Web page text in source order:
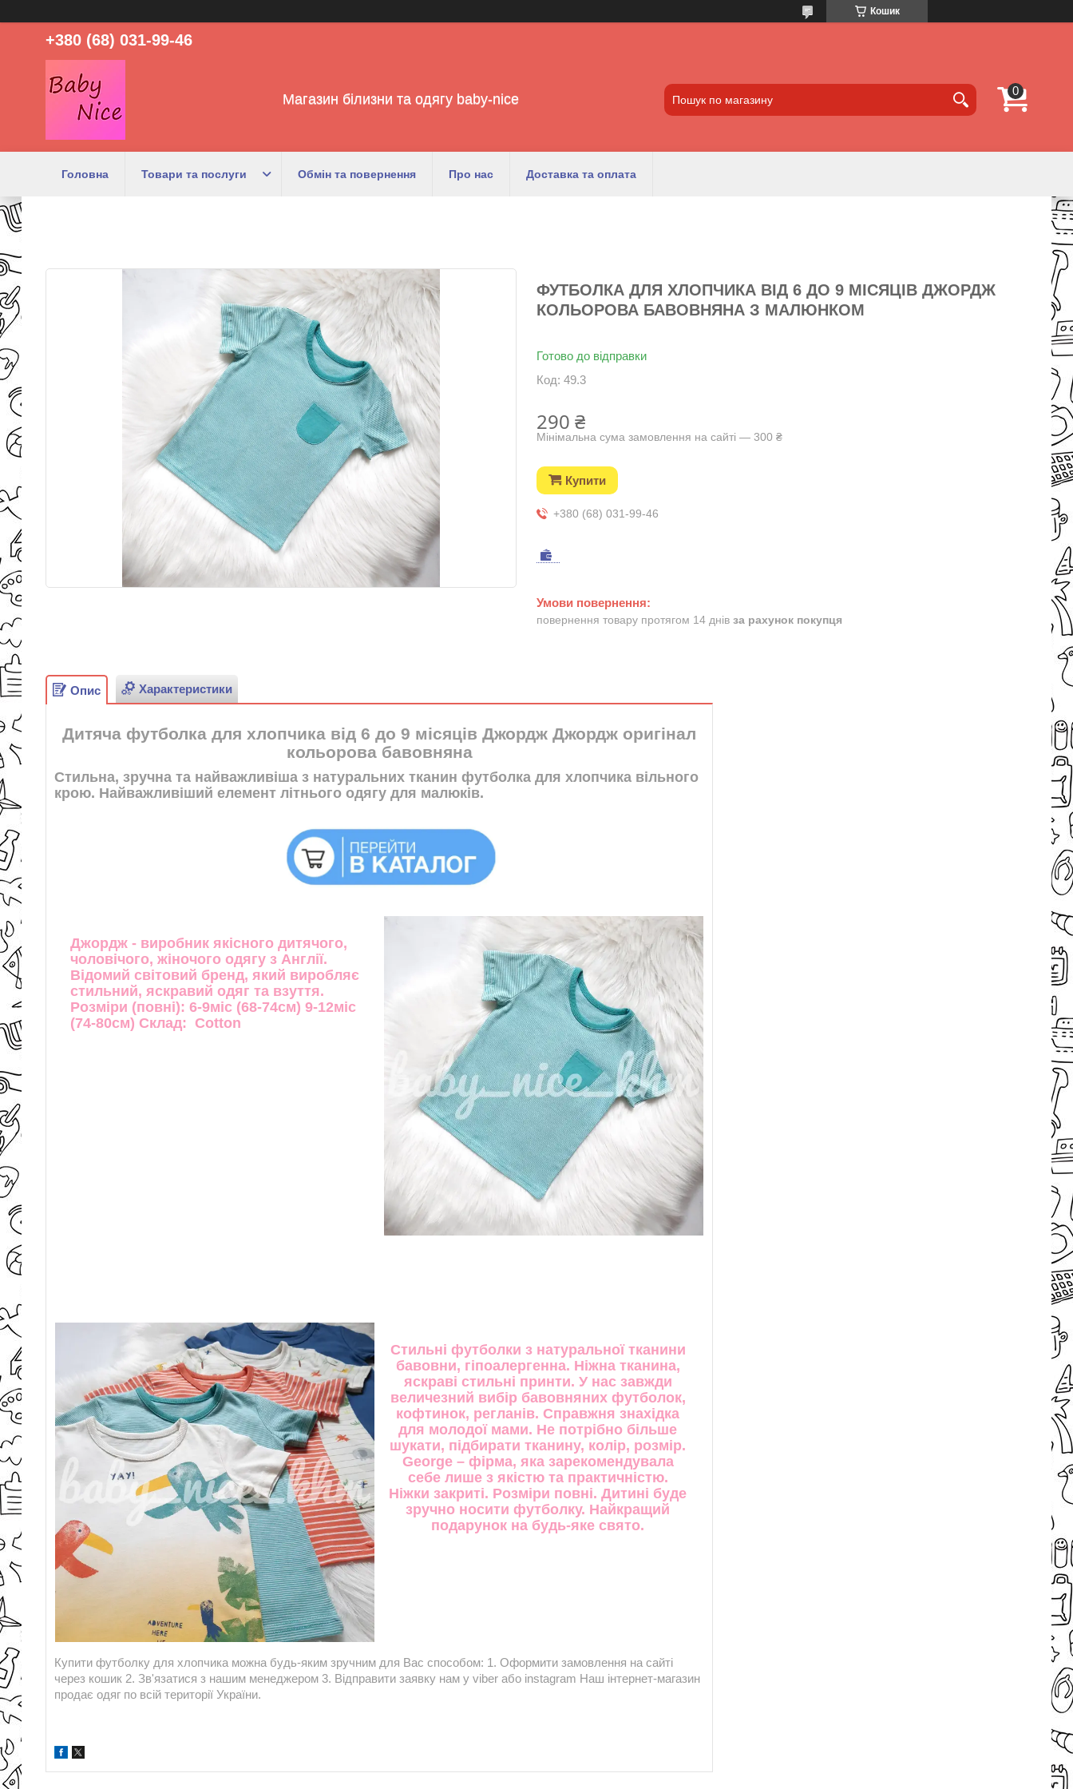
Кошик
+380 (68) 031-99-46
Магазин білизни та одягу baby-nice
Головна Товари та послуги Обмін та повернення Про нас Доставка та оплата
ФУТБОЛКА ДЛЯ ХЛОПЧИКА ВІД 6 ДО 9 МІСЯЦІВ ДЖОРДЖ
КОЛЬОРОВА БАВОВНЯНА З МАЛЮНКОМ
Готово до відправки
Код: 49.3
290 ₴
Мінімальна сума замовлення на сайті — 300 ₴
Купити
+380 (68) 031-99-46
повернення товару протягом 14 днів за рахунок покупця
Опис Характеристики
Дитяча футболка для хлопчика від 6 до 9 місяців Джордж Джордж оригінал
кольорова бавовняна
Стильна, зручна та найважливіша з натуральних тканин футболка для хлопчика вільного
крою. Найважливіший елемент літнього одягу для малюків.
Джордж - виробник якісного дитячого,
чоловічого, жіночого одягу з Англії.
Відомий світовий бренд, який виробляє
стильний, яскравий одяг та взуття.
Розміри (повні): 6-9міс (68-74см) 9-12міс
(74-80см) Склад: Cotton
Стильні футболки з натуральної тканини
бавовни, гіпоалергенна. Ніжна тканина,
яскраві стильні принти. У нас завжди
величезний вибір бавовняних футболок,
кофтинок, регланів. Справжня знахідка
для молодої мами. Не потрібно більше
шукати, підбирати тканину, колір, розмір.
George – фірма, яка зарекомендувала
себе лише з якістю та практичністю.
Ніжки закриті. Розміри повні. Дитині буде
зручно носити футболку. Найкращий
подарунок на будь-яке свято.
Купити футболку для хлопчика можна будь-яким зручним для Вас способом: 1. Оформити замовлення на сайті
через кошик 2. Зв'язатися з нашим менеджером 3. Відправити заявку нам у viber або instagram Наш інтернет-магазин
продає одяг по всій території України.